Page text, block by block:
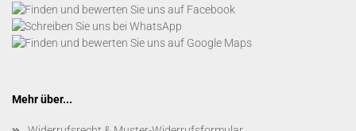
Mehr über...